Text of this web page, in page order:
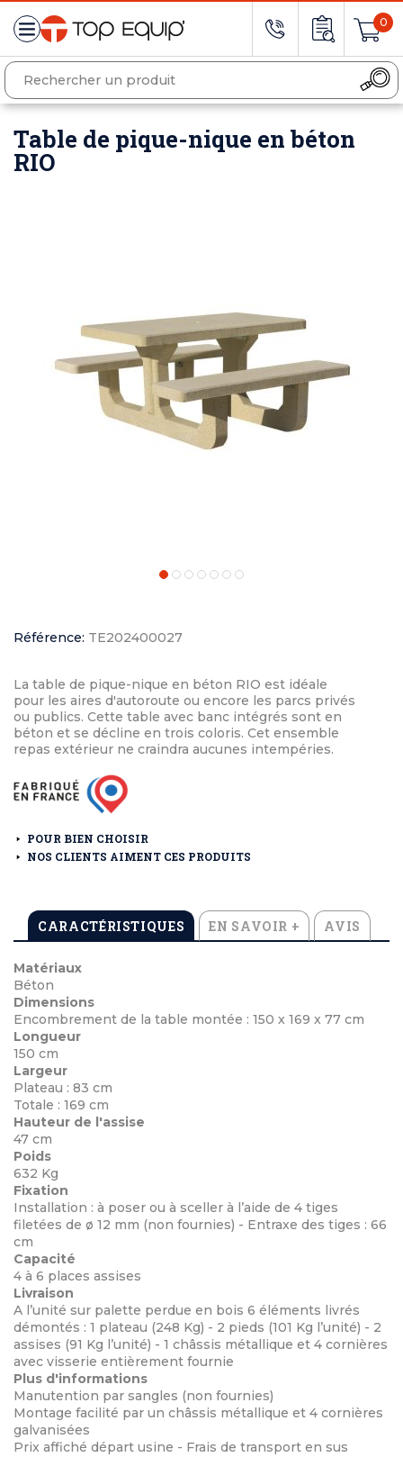
0
Table de pique-nique en béton
RIO
Référence: TE202400027
La table de pique-nique en béton RIO est idéale
pour les aires d'autoroute ou encore les parcs privés
ou publics. Cette table avec banc intégrés sont en
béton et se décline en trois coloris. Cet ensemble
repas extérieur ne craindra aucunes intempéries.
POUR BIEN CHOISIR
NOS CLIENTS AIMENT CES PRODUITS
CARACTÉRISTIQUES EN SAVOIR + AVIS
Matériaux
Béton
Dimensions
Encombrement de la table montée : 150 x 169 x 77 cm
Longueur
150 cm
Largeur
Plateau : 83 cm
Totale : 169 cm
Hauteur de l'assise
47 cm
Poids
632 Kg
Fixation
Installation : à poser ou à sceller à l’aide de 4 tiges
filetées de ø 12 mm (non fournies) - Entraxe des tiges : 66
cm
Capacité
4 à 6 places assises
Livraison
A l’unité sur palette perdue en bois 6 éléments livrés
démontés : 1 plateau (248 Kg) - 2 pieds (101 Kg l’unité) - 2
assises (91 Kg l’unité) - 1 châssis métallique et 4 cornières
avec visserie entièrement fournie
Plus d'informations
Manutention par sangles (non fournies)
Montage facilité par un châssis métallique et 4 cornières
galvanisées
Prix affiché départ usine - Frais de transport en sus